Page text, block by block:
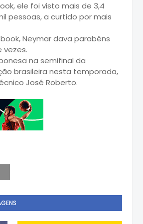
ele foi visto mais de 3,4
pessoas, a curtido por mais
Neymar dava parabéns
vezes.
na semifinal da
brasileira nesta temporada,
José Roberto.